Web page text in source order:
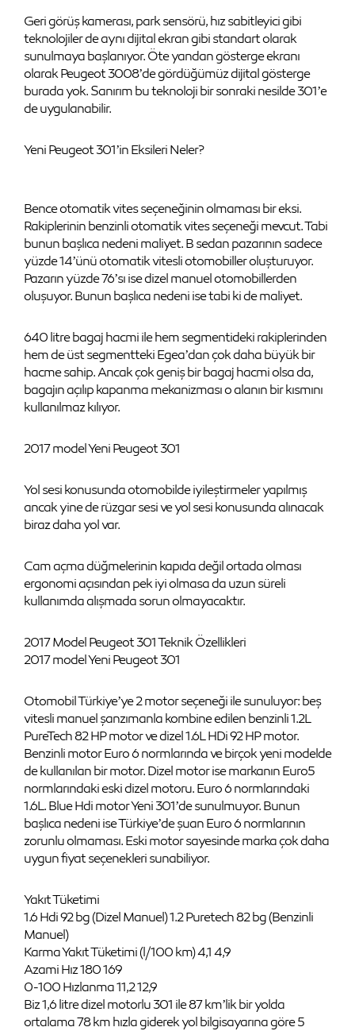
Geri görüş kamerası, park sensörü, hız sabitleyici gibi
teknolojiler de aynı dijital ekran gibi standart olarak
sunulmaya başlanıyor. Öte yandan gösterge ekranı
olarak Peugeot 3008’de gördüğümüz dijital gösterge
burada yok. Sanırım bu teknoloji bir sonraki nesilde 301’e
de uygulanabilir.
Yeni Peugeot 301’in Eksileri Neler?
Bence otomatik vites seçeneğinin olmaması bir eksi.
Rakiplerinin benzinli otomatik vites seçeneği mevcut. Tabi
bunun başlıca nedeni maliyet. B sedan pazarının sadece
yüzde 14’ünü otomatik vitesli otomobiller oluşturuyor.
Pazarın yüzde 76’sı ise dizel manuel otomobillerden
oluşuyor. Bunun başlıca nedeni ise tabi ki de maliyet.
640 litre bagaj hacmi ile hem segmentideki rakiplerinden
hem de üst segmentteki Egea’dan çok daha büyük bir
hacme sahip. Ancak çok geniş bir bagaj hacmi olsa da,
bagajın açılıp kapanma mekanizması o alanın bir kısmını
kullanılmaz kılıyor.
2017 model Yeni Peugeot 301
Yol sesi konusunda otomobilde iyileştirmeler yapılmış
ancak yine de rüzgar sesi ve yol sesi konusunda alınacak
biraz daha yol var.
Cam açma düğmelerinin kapıda değil ortada olması
ergonomi açısından pek iyi olmasa da uzun süreli
kullanımda alışmada sorun olmayacaktır.
2017 Model Peugeot 301 Teknik Özellikleri
2017 model Yeni Peugeot 301
Otomobil Türkiye’ye 2 motor seçeneği ile sunuluyor: beş
vitesli manuel şanzımanla kombine edilen benzinli 1.2L
PureTech 82 HP motor ve dizel 1.6L HDi 92 HP motor.
Benzinli motor Euro 6 normlarında ve birçok yeni modelde
de kullanılan bir motor. Dizel motor ise markanın Euro5
normlarındaki eski dizel motoru. Euro 6 normlarındaki
1.6L. Blue Hdi motor Yeni 301’de sunulmuyor. Bunun
başlıca nedeni ise Türkiye’de şuan Euro 6 normlarının
zorunlu olmaması. Eski motor sayesinde marka çok daha
uygun fiyat seçenekleri sunabiliyor.
Yakıt Tüketimi
1.6 Hdi 92 bg (Dizel Manuel) 1.2 Puretech 82 bg (Benzinli
Manuel)
Karma Yakıt Tüketimi (l/100 km) 4,1 4,9
Azami Hız 180 169
0-100 Hızlanma 11,2 12,9
Biz 1,6 litre dizel motorlu 301 ile 87 km’lik bir yolda
ortalama 78 km hızla giderek yol bilgisayarına göre 5